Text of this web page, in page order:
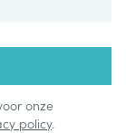
onze
policy.